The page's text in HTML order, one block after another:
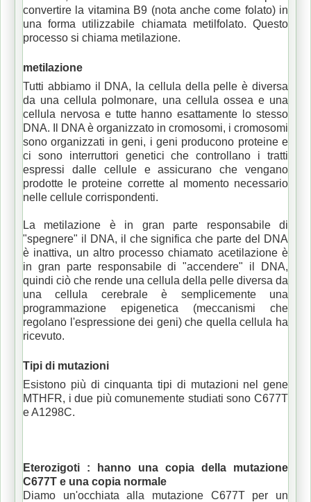
convertire la vitamina B9 (nota anche come folato) in
una forma utilizzabile chiamata metilfolato. Questo
processo si chiama metilazione.
metilazione
Tutti abbiamo il DNA, la cellula della pelle è diversa
da una cellula polmonare, una cellula ossea e una
cellula nervosa e tutte hanno esattamente lo stesso
DNA.
Il DNA è organizzato in cromosomi, i cromosomi
sono organizzati in geni, i geni producono proteine ​​e
ci sono interruttori genetici che controllano i tratti
espressi dalle cellule e assicurano che vengano
prodotte le proteine ​​corrette al momento necessario
nelle cellule corrispondenti.
La metilazione è in gran parte responsabile di
"spegnere" il DNA, il che significa che parte del DNA
è inattiva, un altro processo chiamato acetilazione è
in gran parte responsabile di "accendere" il DNA,
quindi ciò che rende una cellula della pelle diversa da
una cellula cerebrale è semplicemente una
programmazione epigenetica (meccanismi che
regolano l'espressione dei geni) che quella cellula ha
ricevuto.
Tipi di mutazioni
Esistono più di cinquanta tipi di mutazioni nel gene
MTHFR, i due più comunemente studiati sono C677T
e A1298C.
Eterozigoti : hanno una copia della mutazione
C677T e una copia normale
Diamo un'occhiata alla mutazione C677T per un